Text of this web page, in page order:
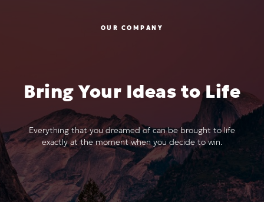
OUR COMPANY
Bring Your Ideas to Life
Everything that you dreamed of can be brought to life
exactly at the moment when you decide to win.